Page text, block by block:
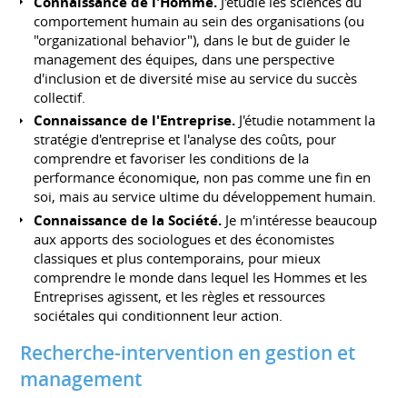
comportement humain au sein des organisations (ou
"organizational behavior"), dans le but de guider le
management des équipes, dans une perspective
d'inclusion et de diversité mise au service du succès
collectif.
Connaissance de l'Entreprise. J'étudie notamment la
stratégie d'entreprise et l'analyse des coûts, pour
comprendre et favoriser les conditions de la
performance économique, non pas comme une fin en
soi, mais au service ultime du développement humain.
Connaissance de la Société. Je m'intéresse beaucoup
aux apports des sociologues et des économistes
classiques et plus contemporains, pour mieux
comprendre le monde dans lequel les Hommes et les
Entreprises agissent, et les règles et ressources
sociétales qui conditionnent leur action.
Recherche-intervention en gestion et
management